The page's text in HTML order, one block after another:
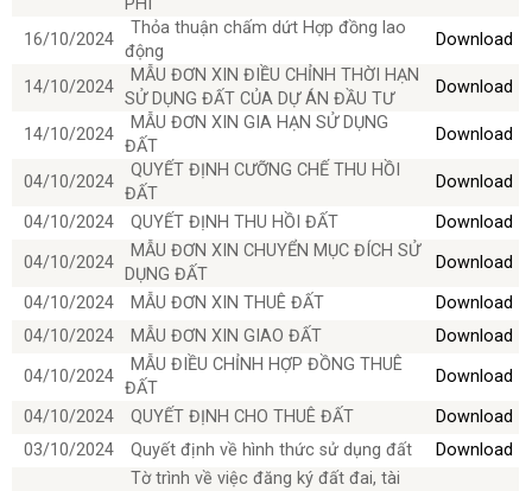
PHÍ
16/10/2024
Thỏa thuận chấm dứt Hợp đồng lao
động
Download
14/10/2024
MẪU ĐƠN XIN ĐIỀU CHỈNH THỜI HẠN
SỬ DỤNG ĐẤT CỦA DỰ ÁN ĐẦU TƯ
Download
14/10/2024
MẪU ĐƠN XIN GIA HẠN SỬ DỤNG
ĐẤT
Download
04/10/2024
QUYẾT ĐỊNH CƯỠNG CHẾ THU HỒI
ĐẤT
Download
04/10/2024
QUYẾT ĐỊNH THU HỒI ĐẤT
Download
04/10/2024
MẪU ĐƠN XIN CHUYỂN MỤC ĐÍCH SỬ
DỤNG ĐẤT
Download
04/10/2024
MẪU ĐƠN XIN THUÊ ĐẤT
Download
04/10/2024
MẪU ĐƠN XIN GIAO ĐẤT
Download
04/10/2024
MẪU ĐIỀU CHỈNH HỢP ĐỒNG THUÊ
ĐẤT
Download
04/10/2024
QUYẾT ĐỊNH CHO THUÊ ĐẤT
Download
03/10/2024
Quyết định về hình thức sử dụng đất Download
Tờ trình về việc đăng ký đất đai, tài